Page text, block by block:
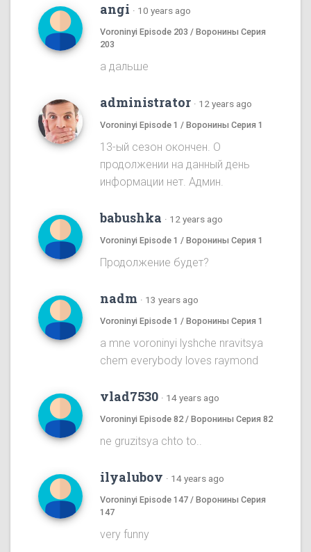
angi · 10 years ago
Voroninyi Episode 203 / Воронины Серия
203
а дальше
administrator · 12 years ago
Voroninyi Episode 1 / Воронины Серия 1
13-ый сезон окончен. О
продолжении на данный день
информации нет. Админ.
babushka · 12 years ago
Voroninyi Episode 1 / Воронины Серия 1
Продолжение будет?
nadm · 13 years ago
Voroninyi Episode 1 / Воронины Серия 1
a mne voroninyi lyshche nravitsya
chem everybody loves raymond
vlad7530 · 14 years ago
Voroninyi Episode 82 / Воронины Серия 82
ne gruzitsya chto to..
ilyalubov · 14 years ago
Voroninyi Episode 147 / Воронины Серия
147
very funny